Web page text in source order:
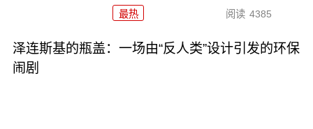
最热 阅读 4385
泽连斯基的瓶盖：一场由“反人类”设计引发的环保
闹剧